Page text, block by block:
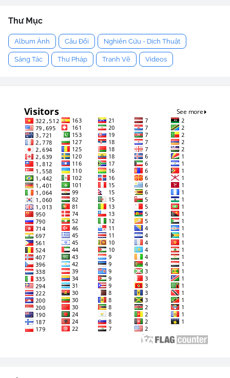
Thư Mục
Album Ảnh Câu Đối Nghiên Cứu - Dịch Thuật
Sáng Tác Thư Pháp Tranh Vẽ Videos